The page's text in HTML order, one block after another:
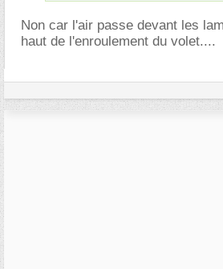
Non car l'air passe devant les
haut de l'enroulement du volet....